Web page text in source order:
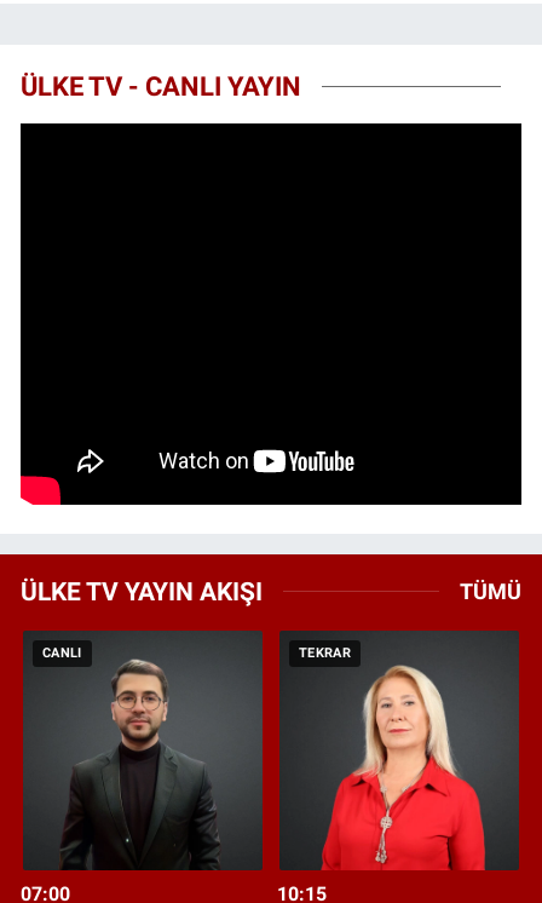
ÜLKE TV - CANLI YAYIN
ÜLKE TV YAYIN AKIŞI TÜMÜ
CANLI
07:00
TEKRAR
10:15